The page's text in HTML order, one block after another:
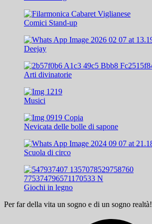
Comici Stand-up
Deejay
Arti divinatorie
Musici
Nevicata delle bolle di sapone
Scuola di circo
Giochi in legno
Per far della vita un sogno e di un sogno realtà!